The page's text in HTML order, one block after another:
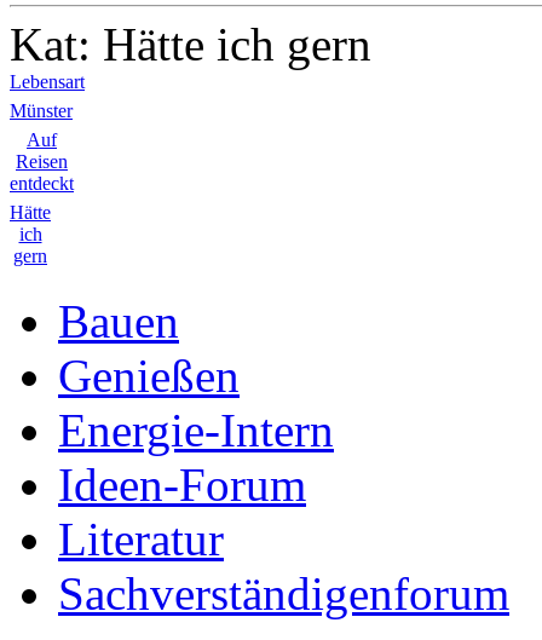
Kat: Hätte ich gern
Lebensart
Münster
Auf
Reisen
entdeckt
Hätte
ich
gern
Bauen
Genießen
Energie-Intern
Ideen-Forum
Literatur
Sachverständigenforum